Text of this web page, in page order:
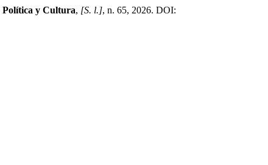
Política y Cultura, [S. l.], n. 65, 2026. DOI: